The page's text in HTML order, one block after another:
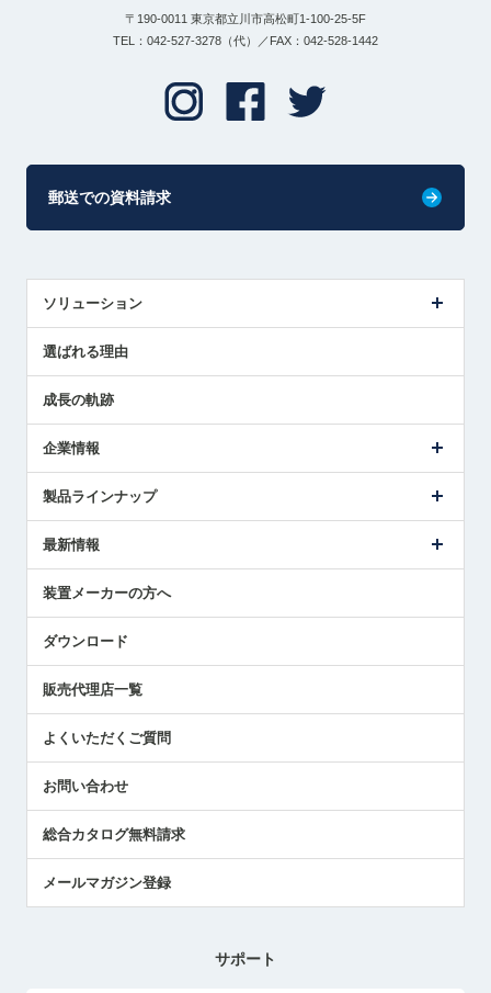
〒190-0011 東京都立川市高松町1-100-25-5F
TEL：042-527-3278（代）／FAX：042-528-1442
郵送での資料請求
ソリューション
解決策提案
選ばれる理由
成長の軌跡
企業情報
ごあいさつ
受賞履歴
採用情報
国/地域/言語
製品ラインナップ
ツールセッタ製品
エアマイクロセンサ製品
最新情報
メトロールの技術
社員ブログ
中小企業のBCP地震対策
センサのテクニカルガイド
社長ブログ
装置メーカーの方へ
ダウンロード
販売代理店一覧
よくいただくご質問
お問い合わせ
総合カタログ無料請求
メールマガジン登録
サポート